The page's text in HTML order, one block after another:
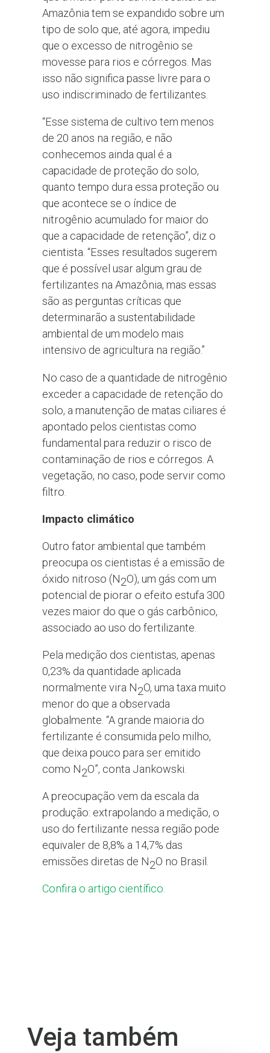
Amazônia tem se expandido sobre um
tipo de solo que, até agora, impediu
que o excesso de nitrogênio se
movesse para rios e córregos. Mas
isso não significa passe livre para o
uso indiscriminado de fertilizantes.
“Esse sistema de cultivo tem menos
de 20 anos na região, e não
conhecemos ainda qual é a
capacidade de proteção do solo,
quanto tempo dura essa proteção ou
que acontece se o índice de
nitrogênio acumulado for maior do
que a capacidade de retenção”, diz o
cientista. “Esses resultados sugerem
que é possível usar algum grau de
fertilizantes na Amazônia, mas essas
são as perguntas críticas que
determinarão a sustentabilidade
ambiental de um modelo mais
intensivo de agricultura na região.”
No caso de a quantidade de nitrogênio
exceder a capacidade de retenção do
solo, a manutenção de matas ciliares é
apontado pelos cientistas como
fundamental para reduzir o risco de
contaminação de rios e córregos. A
vegetação, no caso, pode servir como
filtro.
Impacto climático
Outro fator ambiental que também
preocupa os cientistas é a emissão de
óxido nitroso (N2O), um gás com um
potencial de piorar o efeito estufa 300
vezes maior do que o gás carbônico,
associado ao uso do fertilizante.
Pela medição dos cientistas, apenas
0,23% da quantidade aplicada
normalmente vira N2O, uma taxa muito
menor do que a observada
globalmente. “A grande maioria do
fertilizante é consumida pelo milho,
que deixa pouco para ser emitido
como N2O”, conta Jankowski.
A preocupação vem da escala da
produção: extrapolando a medição, o
uso do fertilizante nessa região pode
equivaler de 8,8% a 14,7% das
emissões diretas de N2O no Brasil.
Confira o artigo científico.
Veja também